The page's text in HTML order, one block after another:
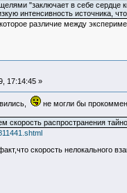
"заключает в себе сердце
интенсивность источника,
различие между
17:14:45 »
не могли бы
скорость распространения
скорость нелокального